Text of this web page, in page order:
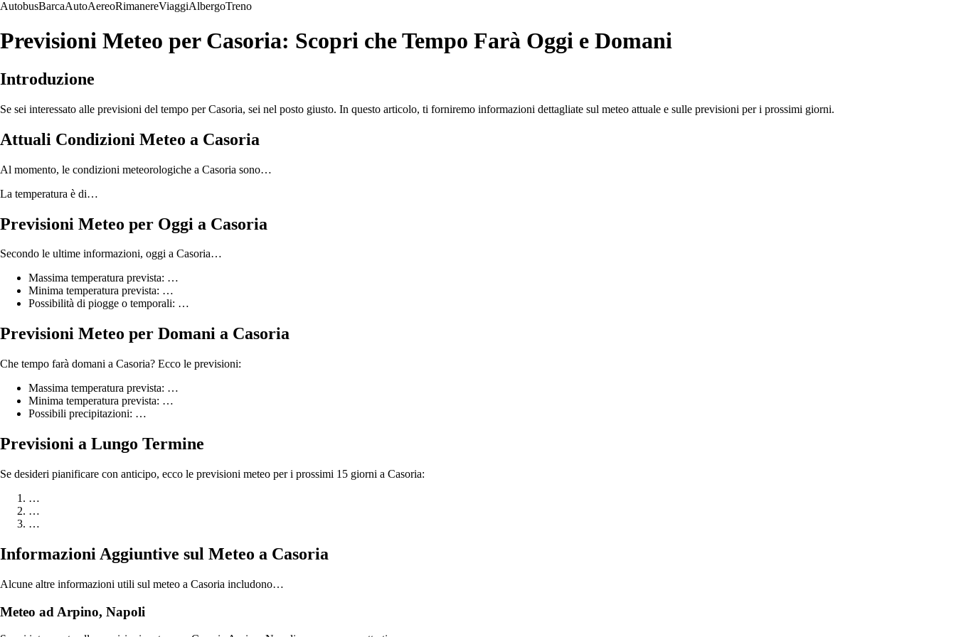
AutobusBarcaAutoAereoRimanereViaggiAlbergoTreno
Previsioni Meteo per Casoria: Scopri che Tempo Farà Oggi e Domani
Introduzione
Se sei interessato alle previsioni del tempo per Casoria, sei nel posto giusto. In questo articolo, ti forniremo informazioni dettagliate sul meteo attuale e sulle previsioni per i prossimi giorni.
Attuali Condizioni Meteo a Casoria
Al momento, le condizioni meteorologiche a Casoria sono…
La temperatura è di…
Previsioni Meteo per Oggi a Casoria
Secondo le ultime informazioni, oggi a Casoria…
Massima temperatura prevista: …
Minima temperatura prevista: …
Possibilità di piogge o temporali: …
Previsioni Meteo per Domani a Casoria
Che tempo farà domani a Casoria? Ecco le previsioni:
Massima temperatura prevista: …
Minima temperatura prevista: …
Possibili precipitazioni: …
Previsioni a Lungo Termine
Se desideri pianificare con anticipo, ecco le previsioni meteo per i prossimi 15 giorni a Casoria:
…
…
…
Informazioni Aggiuntive sul Meteo a Casoria
Alcune altre informazioni utili sul meteo a Casoria includono…
Meteo ad Arpino, Napoli